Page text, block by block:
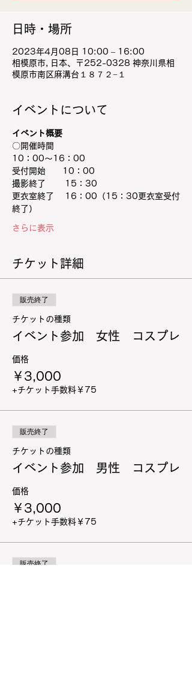
日時・場所
2023年4月08日 10:00 – 16:00
相模原市, 日本、〒252-0328 神奈川県相
模原市南区麻溝台１８７２−１
イベントについて
イベント概要
〇開催時間
10：00～16：00
受付開始　　10：00
撮影終了　 　15：30
更衣室終了 　16：00（15：30更衣室受付
終了）
さらに表示
チケット詳細
販売終了
チケットの種類
イベント参加 女性 コスプレ
価格
￥3,000
+チケット手数料￥75
販売終了
チケットの種類
イベント参加 男性 コスプレ
価格
￥3,000
+チケット手数料￥75
販売終了